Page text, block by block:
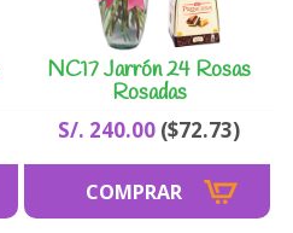
NC17 Jarrón 24 Rosas
Rosadas
S/. 240.00 ($72.73)